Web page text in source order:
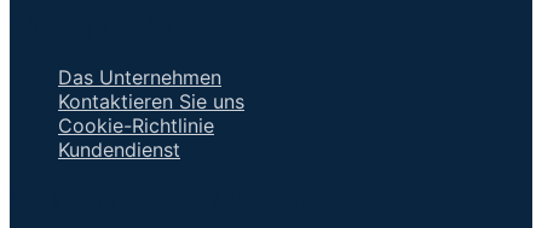
Das Unternehmen
Kontaktieren Sie uns
Cookie-Richtlinie
Kundendienst